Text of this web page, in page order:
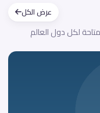
عرض الكل
لكل دول العالم